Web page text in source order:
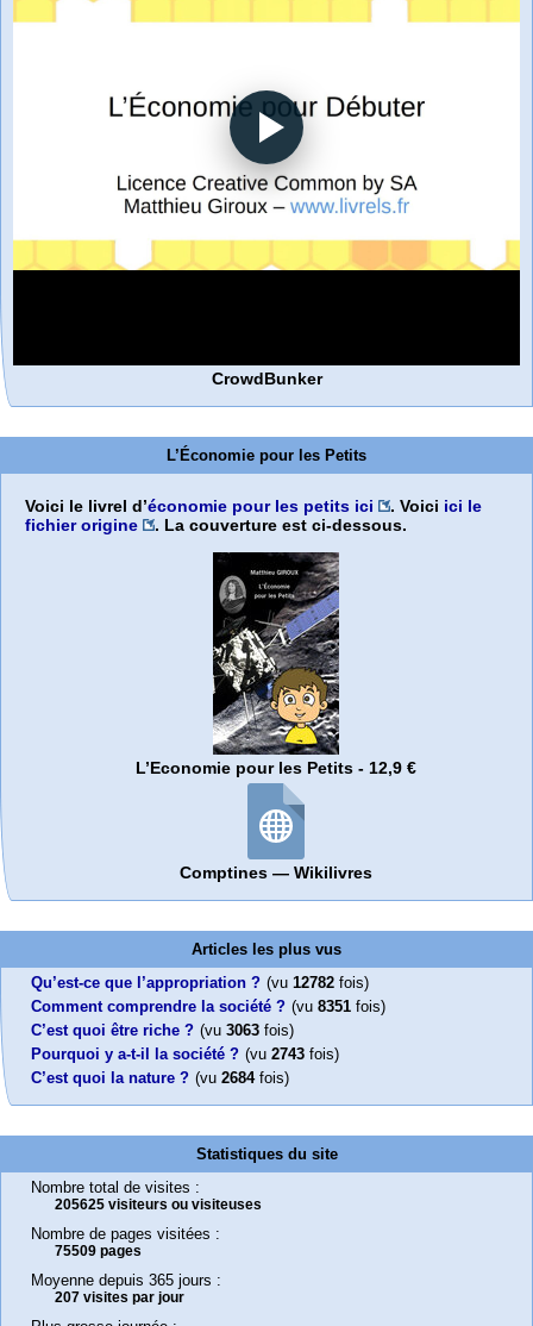
CrowdBunker
L’Économie pour les Petits
Voici le livrel d’économie pour les petits ici . Voici ici le
fichier origine
. La couverture est ci-dessous.
L’Economie pour les Petits - 12,9 €
Comptines — Wikilivres
Articles les plus vus
Qu’est-ce que l’appropriation ? (vu 12782 fois)
Comment comprendre la société ? (vu 8351 fois)
C’est quoi être riche ? (vu 3063 fois)
Pourquoi y a-t-il la société ? (vu 2743 fois)
C’est quoi la nature ? (vu 2684fois)
Statistiques du site
Nombre total de visites :
205625 visiteurs ou visiteuses
Nombre de pages visitées :
75509 pages
Moyenne depuis 365 jours :
207 visites par jour